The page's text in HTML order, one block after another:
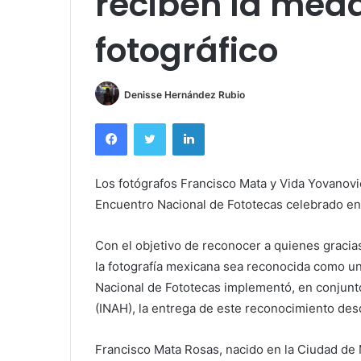
fotográfico
Denisse Hernández Rubio
FacebookTwitter LinkedIn
Los fotógrafos Francisco Mata y Vida
Encuentro Nacional de Fototecas celebrado
Con el objetivo de reconocer a quienes
la fotografía mexicana sea reconocida como
Nacional de Fototecas implementó, en
(INAH), la entrega de este reconocimiento
Francisco Mata Rosas, nacido en la Ciudad